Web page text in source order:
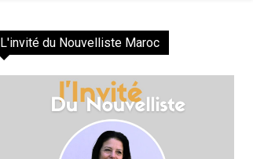
L'invité du Nouvelliste Maroc